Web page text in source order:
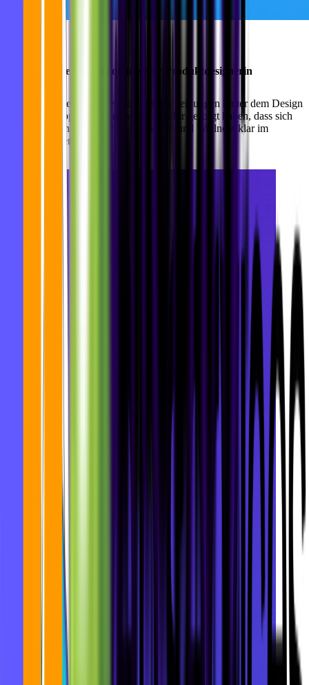
Produktpräsentation von unserer Produktdesignerin
Sieh dir an, welche strategischen Entscheidungen hinter dem Design
der CARE App stehen und wie wir dafür gesorgt haben, dass sich
der futuristische Ansatz für Gesundheit und Wellness klar im
Interface widerspiegelt.